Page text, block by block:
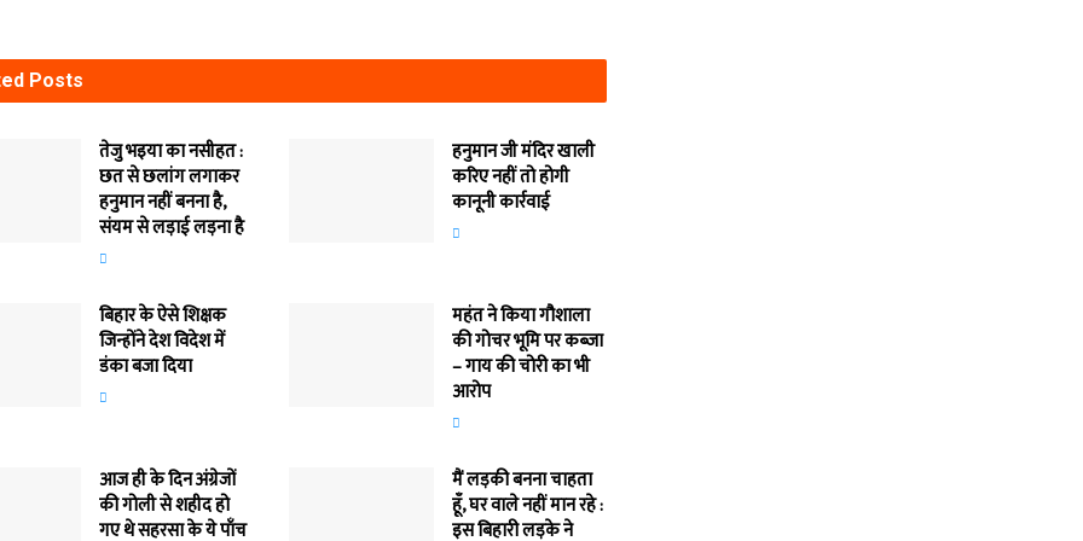
Posts
तेजु भइया का नसीहत :
छत से छलांग लगाकर
हनुमान नहीं बनना है,
संयम से लड़ाई लड़ना है
हनुमान जी मंदिर खाली
करिए नहीं तो होगी
कानूनी कार्रवाई
बिहार के ऐसे शिक्षक
जिन्होंने देश विदेश में
डंका बजा दिया
महंत ने किया गौशाला
की गोचर भूमि पर कब्जा
– गाय की चोरी का भी
आरोप
आज ही के दिन अंग्रेजों
की गोली से शहीद हो
गए थे सहरसा के ये पाँच
मैं लड़की बनना चाहता
हूँ, घर वाले नहीं मान रहे :
इस बिहारी लड़के ने